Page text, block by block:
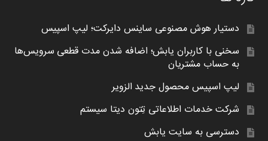
دستیار هوش مصنوعی ساینس دایرکت؛ لیپ اسپیس
سخنی با کاربران یابش؛ اضافه شدن مدت قطعی سرویس‌ها
به حساب مشتریان
لیپ اسپیس محصول جدید الزویر
شرکت خدمات اطلاعاتی تِتون دیتا سیستم
دسترسی به سایت یابش